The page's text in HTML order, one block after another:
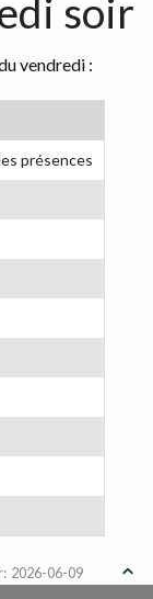
soir
vendredi :
présences
2026-06-09 